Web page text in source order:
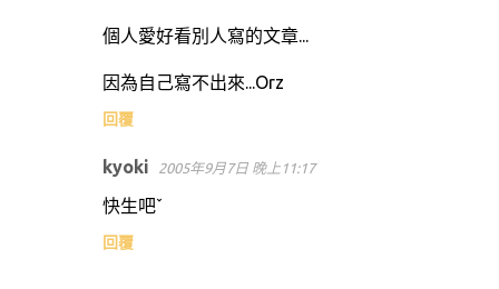
個人愛好看別人寫的文章...
因為自己寫不出來...Orz
回覆
kyoki 2005年9月7日 晚上11:17
快生吧ˇ
回覆